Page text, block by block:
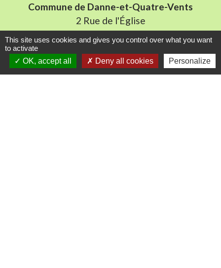
Commune de Danne-et-Quatre-Vents
2 Rue de l'Église
57370 Danne-et-Quatre-Vents - FRANCE
Accueil en mairie :
This site uses cookies and gives you control over what you want
to activate
OK, accept all
Deny all cookies Personalize